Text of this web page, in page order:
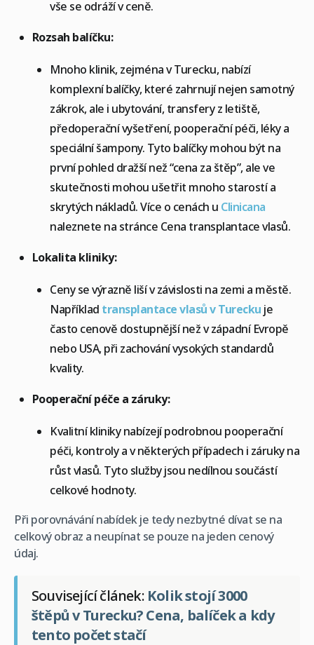
vše se odráží v ceně.
Rozsah balíčku:
Mnoho klinik, zejména v Turecku, nabízí
komplexní balíčky, které zahrnují nejen samotný
zákrok, ale i ubytování, transfery z letiště,
předoperační vyšetření, pooperační péči, léky a
speciální šampony. Tyto balíčky mohou být na
první pohled dražší než “cena za štěp”, ale ve
skutečnosti mohou ušetřit mnoho starostí a
skrytých nákladů. Více o cenách u Clinicana
naleznete na stránce Cena transplantace vlasů.
Lokalita kliniky:
Ceny se výrazně liší v závislosti na zemi a městě.
Například transplantace vlasů v Turecku je
často cenově dostupnější než v západní Evropě
nebo USA, při zachování vysokých standardů
kvality.
Pooperační péče a záruky:
Kvalitní kliniky nabízejí podrobnou pooperační
péči, kontroly a v některých případech i záruky na
růst vlasů. Tyto služby jsou nedílnou součástí
celkové hodnoty.
Při porovnávání nabídek je tedy nezbytné dívat se na
celkový obraz a neupínat se pouze na jeden cenový
údaj.
Související článek: Kolik stojí 3000
štěpů v Turecku? Cena, balíček a kdy
tento počet stačí